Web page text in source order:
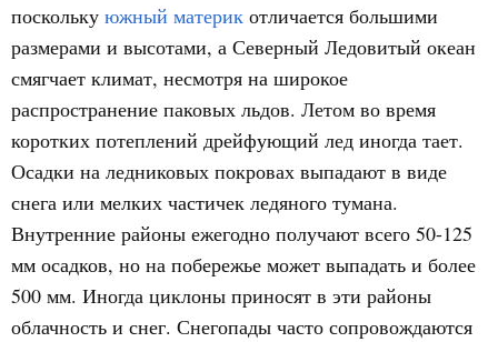
поскольку южный материк отличается большими
размерами и высотами, а Северный Ледовитый океан
смягчает климат, несмотря на широкое
распространение паковых льдов. Летом во время
коротких потеплений дрейфующий лед иногда тает.
Осадки на ледниковых покровах выпадают в виде
снега или мелких частичек ледяного тумана.
Внутренние районы ежегодно получают всего 50-125
мм осадков, но на побережье может выпадать и более
500 мм. Иногда циклоны приносят в эти районы
облачность и снег. Снегопады часто сопровождаются